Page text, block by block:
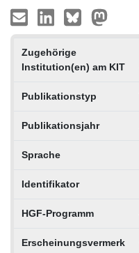
Zugehörige
Institution(en) am KIT
Publikationstyp
Publikationsjahr
Sprache
Identifikator
HGF-Programm
Erscheinungsvermerk